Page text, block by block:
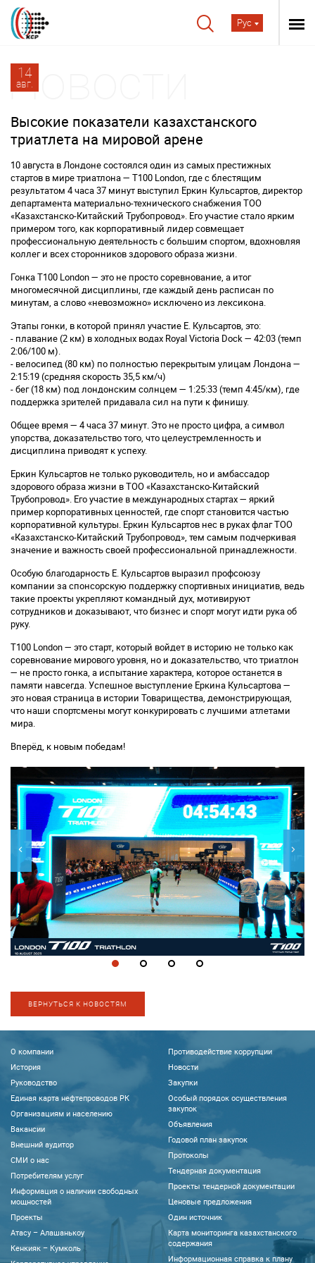
Рус
14
авг.
Высокие показатели казахстанского
триатлета на мировой арене
10 августа в Лондоне состоялся один из самых престижных
стартов в мире триатлона — T100 London, где с блестящим
результатом 4 часа 37 минут выступил Еркин Кульсартов, директор
департамента материально-технического снабжения ТОО
«Казахстанско-Китайский Трубопровод». Его участие стало ярким
примером того, как корпоративный лидер совмещает
профессиональную деятельность с большим спортом, вдохновляя
коллег и всех сторонников здорового образа жизни.
Гонка T100 London — это не просто соревнование, а итог
многомесячной дисциплины, где каждый день расписан по
минутам, а слово «невозможно» исключено из лексикона.
Этапы гонки, в которой принял участие Е. Кульсартов, это:
- плавание (2 км) в холодных водах Royal Victoria Dock — 42:03 (темп
2:06/100 м).
- велосипед (80 км) по полностью перекрытым улицам Лондона —
2:15:19 (средняя скорость 35,5 км/ч)
- бег (18 км) под лондонским солнцем — 1:25:33 (темп 4:45/км), где
поддержка зрителей придавала сил на пути к финишу.
Общее время — 4 часа 37 минут. Это не просто цифра, а символ
упорства, доказательство того, что целеустремленность и
дисциплина приводят к успеху.
Еркин Кульсартов не только руководитель, но и амбассадор
здорового образа жизни в ТОО «Казахстанско-Китайский
Трубопровод». Его участие в международных стартах — яркий
пример корпоративных ценностей, где спорт становится частью
корпоративной культуры. Еркин Кульсартов нес в руках флаг ТОО
«Казахстанско-Китайский Трубопровод», тем самым подчеркивая
значение и важность своей профессиональной принадлежности.
Особую благодарность Е. Кульсартов выразил профсоюзу
компании за спонсорскую поддержку спортивных инициатив, ведь
такие проекты укрепляют командный дух, мотивируют
сотрудников и доказывают, что бизнес и спорт могут идти рука об
руку.
T100 London — это старт, который войдет в историю не только как
соревнование мирового уровня, но и доказательство, что триатлон
— не просто гонка, а испытание характера, которое останется в
памяти навсегда. Успешное выступление Еркина Кульсартова —
это новая страница в истории Товарищества, демонстрирующая,
что наши спортсмены могут конкурировать с лучшими атлетами
мира.
Вперёд, к новым победам!
ВЕРНУТЬСЯ К НОВОСТЯМ
О компании
История
Руководство
Единая карта нефтепроводов РК
Организациям и населению
Вакансии
Внешний аудитор
CМИ о нас
Потребителям услуг
Информация о наличии свободных
мощностей
Проекты
Атасу – Алашанькоу
Кенкияк – Кумколь
Противодействие коррупции
Новости
Закупки
Особый порядок осуществления
закупок
Объявления
Годовой план закупок
Протоколы
Тендерная документация
Проекты тендерной документации
Ценовые предложения
Один источник
Карта мониторинга казахстанского
содержания
Информационная справка к плану